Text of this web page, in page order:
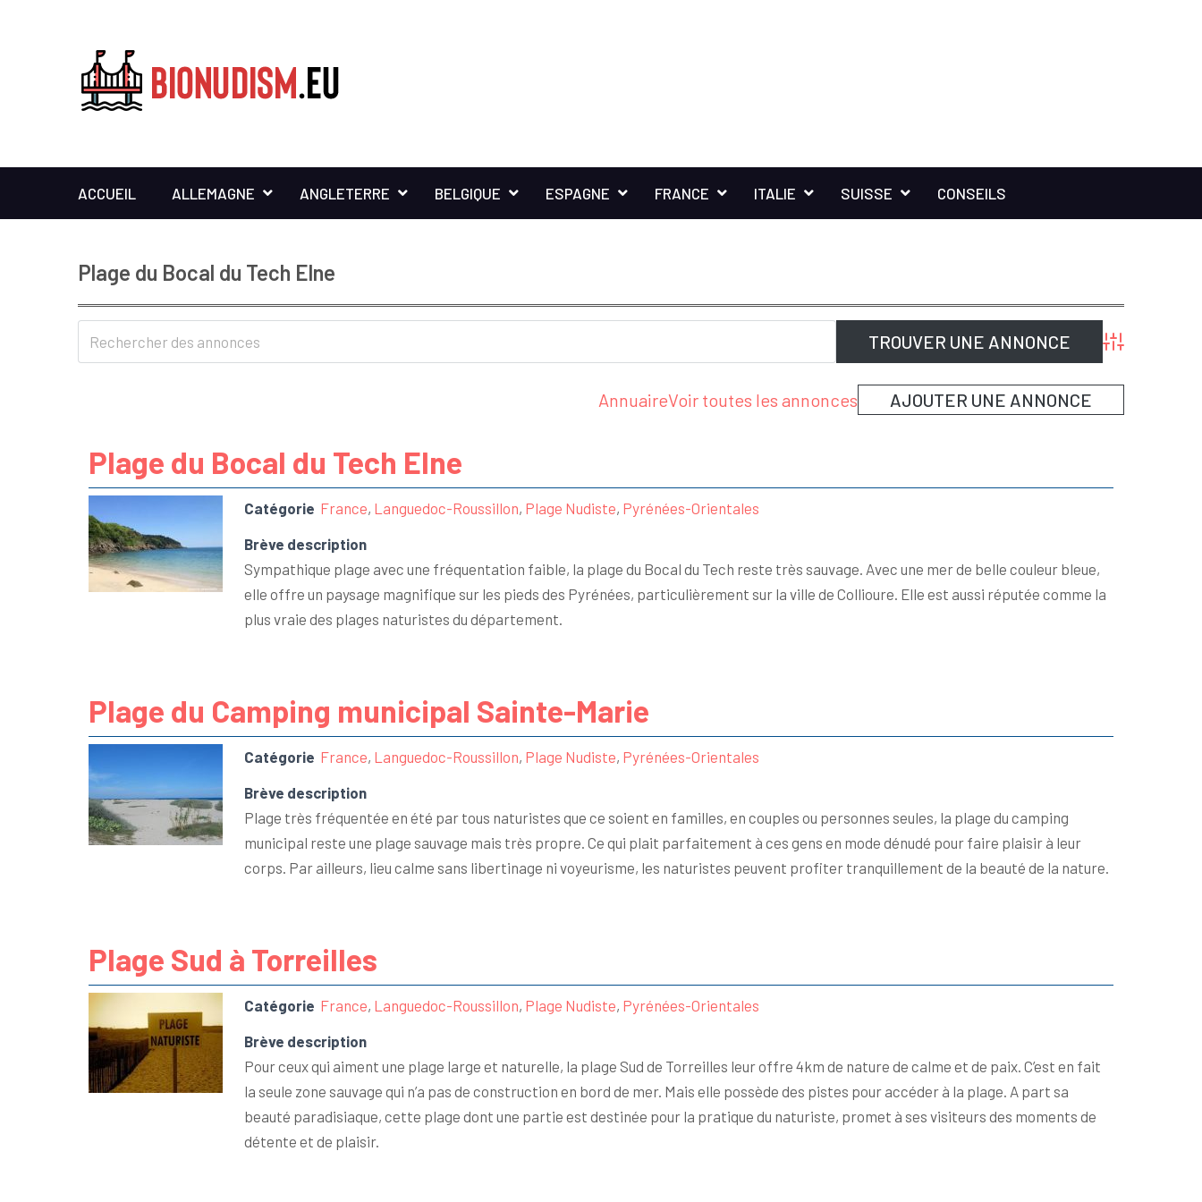
ACCUEIL ALLEMAGNE ANGLETERRE BELGIQUE ESPAGNE FRANCE ITALIE SUISSE CONSEILS
Plage du Bocal du Tech Elne
Advanced
AnnuaireVoir toutes les annonces AJOUTER UNE ANNONCE
Plage du Bocal du Tech Elne
Catégorie France, Languedoc-Roussillon, Plage Nudiste, Pyrénées-Orientales
Brève description
Sympathique plage avec une fréquentation faible, la plage du Bocal du Tech reste très sauvage. Avec une mer de belle couleur bleue,
elle offre un paysage magnifique sur les pieds des Pyrénées, particulièrement sur la ville de Collioure. Elle est aussi réputée comme la
plus vraie des plages naturistes du département.
Plage du Camping municipal Sainte-Marie
Catégorie France, Languedoc-Roussillon, Plage Nudiste, Pyrénées-Orientales
Brève description
Plage très fréquentée en été par tous naturistes que ce soient en familles, en couples ou personnes seules, la plage du camping
municipal reste une plage sauvage mais très propre. Ce qui plait parfaitement à ces gens en mode dénudé pour faire plaisir à leur
corps. Par ailleurs, lieu calme sans libertinage ni voyeurisme, les naturistes peuvent profiter tranquillement de la beauté de la nature.
Plage Sud à Torreilles
Catégorie France, Languedoc-Roussillon, Plage Nudiste, Pyrénées-Orientales
Brève description
Pour ceux qui aiment une plage large et naturelle, la plage Sud de Torreilles leur offre 4km de nature de calme et de paix. C’est en fait
la seule zone sauvage qui n’a pas de construction en bord de mer. Mais elle possède des pistes pour accéder à la plage. A part sa
beauté paradisiaque, cette plage dont une partie est destinée pour la pratique du naturiste, promet à ses visiteurs des moments de
détente et de plaisir.